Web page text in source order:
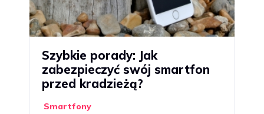
Szybkie porady: Jak
zabezpieczyć swój smartfon
przed kradzieżą?
Smartfony